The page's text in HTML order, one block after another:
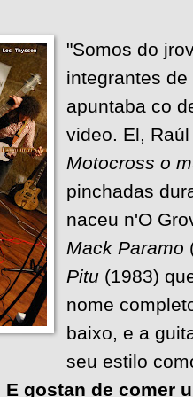
"Somos do
integrantes de
apuntaba co
video. El,
Motocross o
pinchadas
naceu n'O
Mack Paramo
Pitu (1983)
nome
baixo, e a
seu estilo
E gostan de comer